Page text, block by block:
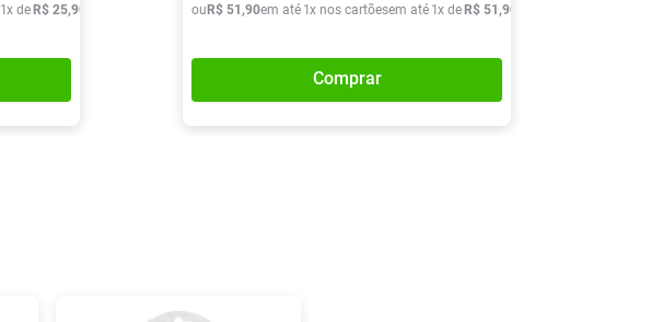
1x de R$ 25,90 ou R$ 51 ,90em até 1x nos cartõesem até 1x de R$ 51 ,90
Comprar